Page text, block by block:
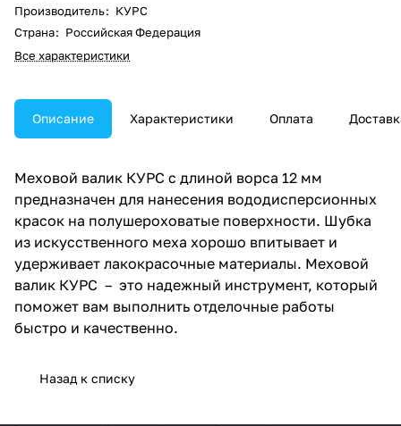
Производитель: КУРС
Страна: Российская Федерация
Все характеристики
Описание Характеристики Оплата
Меховой валик КУРС с длиной ворса 12 мм
предназначен для нанесения вододисперсионных
красок на полушероховатые поверхности. Шубка
из искусственного меха хорошо впитывает и
удерживает лакокрасочные материалы. Меховой
валик КУРС – это надежный инструмент, который
поможет вам выполнить отделочные работы
быстро и качественно.
Назад к списку